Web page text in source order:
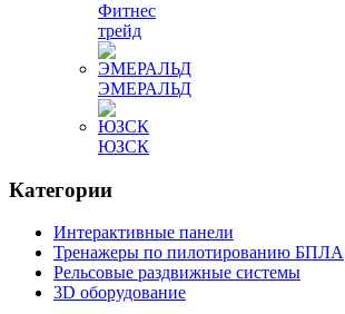
Фитнес
трейд
ЭМЕРАЛЬД
ЮЗСК
Категории
Интерактивные панели
Тренажеры по пилотированию БПЛА
Рельсовые раздвижные системы
3D оборудование